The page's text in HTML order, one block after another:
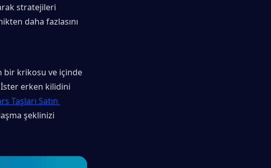
stratejileri
daha fazlasını
bir krikosu ve içinde
İster erken kilidini
Taşları Satın
şeklinizi